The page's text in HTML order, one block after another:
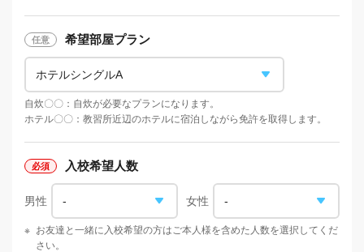
希望部屋プラン
自炊〇〇：自炊が必要なプランになります。
ホテル〇〇：教習所近辺のホテルに宿泊しながら免許を取得します。
入校希望人数
男性 女性
※ お友達と一緒に入校希望の方はご本人様を含めた人数を選択してくだ
さい。